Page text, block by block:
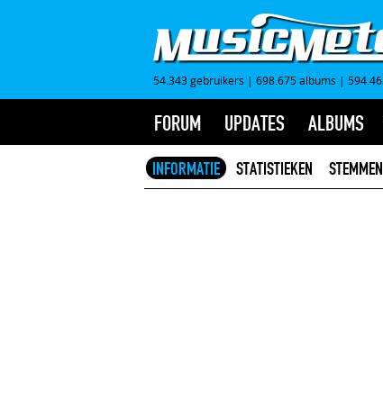
54.343 gebruikers | 698.675 albums |
FORUM UPDATES ALBUMS
INFORMATIE STATISTIEKEN STEMMEN